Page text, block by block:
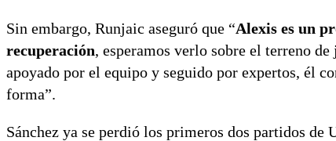
Sin embargo, Runjaic aseguró que “Alexis es un
recuperación, esperamos verlo sobre el terreno de
apoyado por el equipo y seguido por expertos, él
forma”.
Sánchez ya se perdió los primeros dos partidos de